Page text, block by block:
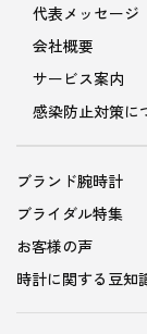
代表メッセージ
会社概要
サービス案内
感染防止対策に
ブランド腕時計
ブライダル特集
お客様の声
時計に関する豆知